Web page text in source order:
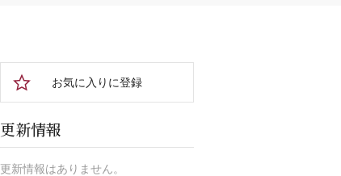
お気に入りに登録
更新情報
更新情報はありません。